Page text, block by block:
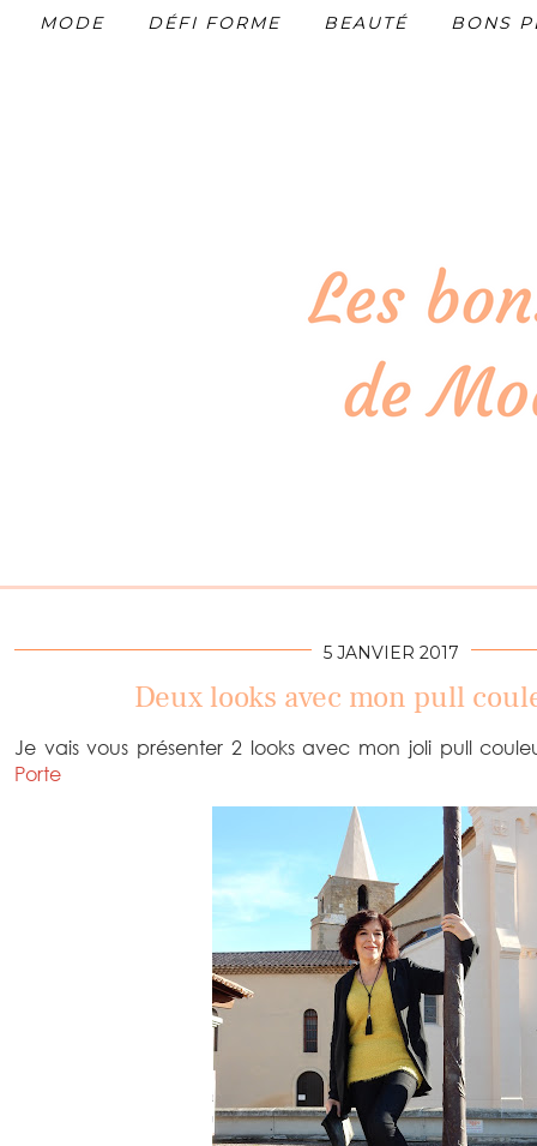
MODE DÉFI FORME BEAUTÉ BONS
5 JANVIER 2017
Deux looks avec mon pull
Je vais vous présenter 2 looks avec mon joli pull
Porte